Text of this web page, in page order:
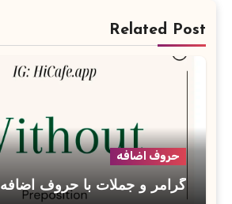
Related Post
حروف اضافه
گرامر و جملات با حروف اضافه Without